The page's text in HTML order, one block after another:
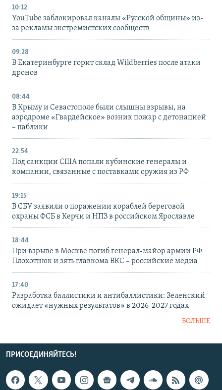
10:12
YouTube заблокировал каналы «Русской общины» из-
за рекламы экстремистских сообществ
09:28
В Екатеринбурге горит склад Wildberries после атаки
дронов
08:44
В Крыму и Севастополе были слышны взрывы, на
аэродроме «Гвардейское» возник пожар с детонацией
– паблики
22:54
Под санкции США попали кубинские генералы и
компании, связанные с поставками оружия из РФ
19:15
В СБУ заявили о поражении кораблей береговой
охраны ФСБ в Керчи и НПЗ в российском Ярославле
18:44
При взрыве в Москве погиб генерал-майор армии РФ
Плохотнюк и зять главкома ВКС – российские медиа
17:40
Разработка баллистики и антибаллистики: Зеленский
ожидает «нужных результатов» в 2026-2027 годах
БОЛЬШЕ
ПРИСОЕДИНЯЙТЕСЬ!